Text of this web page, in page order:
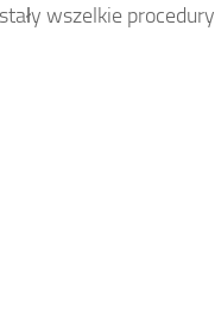
wszelkie procedury